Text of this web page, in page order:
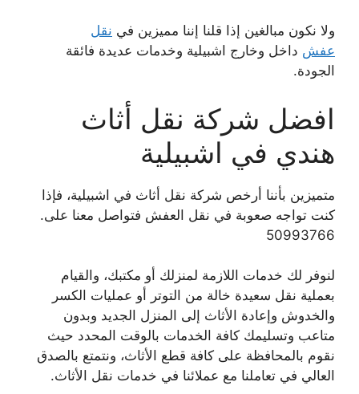
ولا نكون مبالغين إذا قلنا إننا مميزين في نقل
عفش داخل وخارج اشبيلية وخدمات عديدة فائقة
الجودة.
افضل شركة نقل أثاث
هندي في اشبيلية
متميزين بأننا أرخص شركة نقل أثاث في اشبيلية، فإذا
كنت تواجه صعوبة في نقل العفش فتواصل معنا على.
50993766
لنوفر لك خدمات اللازمة لمنزلك أو مكتبك، والقيام
بعملية نقل سعيدة خالة من التوتر أو عمليات الكسر
والخدوش وإعادة الأثاث إلى المنزل الجديد وبدون
متاعب وتسليمك كافة الخدمات بالوقت المحدد حيث
نقوم بالمحافظة على كافة قطع الأثاث، ونتمتع بالصدق
العالي في تعاملنا مع عملائنا في خدمات نقل الأثاث.